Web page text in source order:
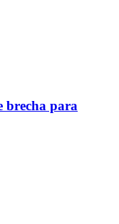
brecha para